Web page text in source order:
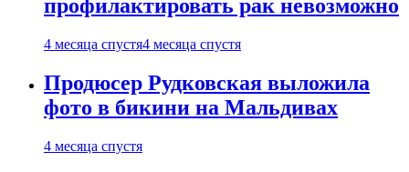
профилактировать рак невозможно
4 месяца спустя4 месяца спустя
Продюсер Рудковская выложила
фото в бикини на Мальдивах
4 месяца спустя